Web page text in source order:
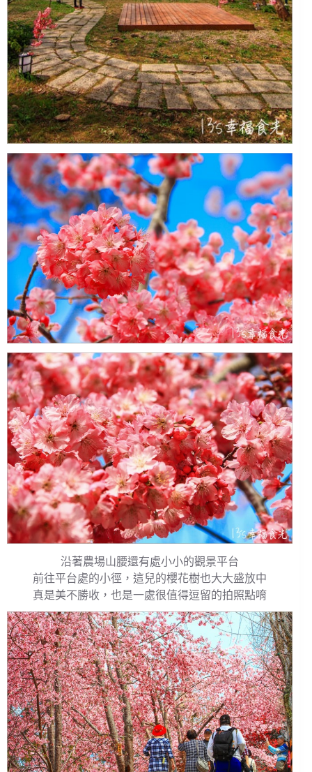
沿著農場山腰還有處小小的觀景平台
前往平台處的小徑，這兒的櫻花樹也大大盛放中
真是美不勝收，也是一處很值得逗留的拍照點唷